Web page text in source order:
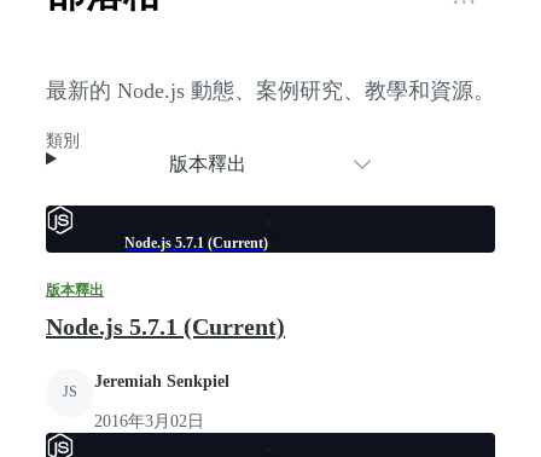
最新的 Node.js 動態、案例研究、教學和資源。
類別
版本釋出
Node.js 5.7.1 (Current)
版本釋出
Node.js 5.7.1 (Current)
JS
Jeremiah Senkpiel
2016年3月02日